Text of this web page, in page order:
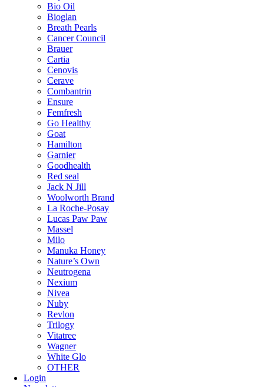
Bio Oil
Bioglan
Breath Pearls
Cancer Council
Brauer
Cartia
Cenovis
Cerave
Combantrin
Ensure
Femfresh
Go Healthy
Goat
Hamilton
Garnier
Goodhealth
Red seal
Jack N Jill
Woolworth Brand
La Roche-Posay
Lucas Paw Paw
Massel
Milo
Manuka Honey
Nature’s Own
Neutrogena
Nexium
Nivea
Nuby
Revlon
Trilogy
Vitatree
Wagner
White Glo
OTHER
Login